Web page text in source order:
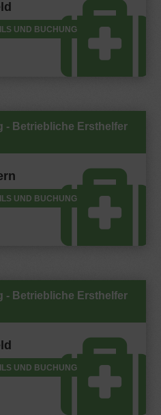
UND BUCHUNG
- Betriebliche Ersthelfer
UND BUCHUNG
- Betriebliche Ersthelfer
UND BUCHUNG